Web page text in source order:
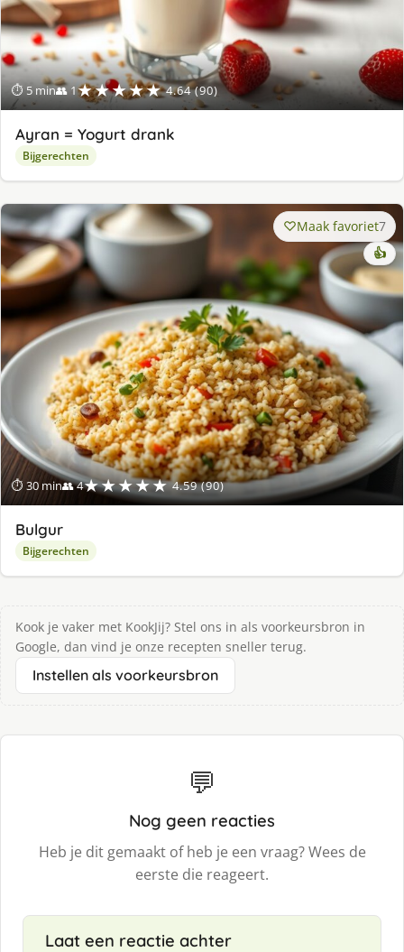
⏱ 5 min👥 1★★★★★ 4.64 (90)
Ayran = Yogurt drank
Bijgerechten
⏱ 30 min👥 4★★★★★ 4.59 (90)
Maak favoriet7
👍
Bulgur
Bijgerechten
Kook je vaker met KookJij? Stel ons in als voorkeursbron in
Google, dan vind je onze recepten sneller terug.
Instellen als voorkeursbron
💬
Nog geen reacties
Heb je dit gemaakt of heb je een vraag? Wees de
eerste die reageert.
Laat een reactie achter